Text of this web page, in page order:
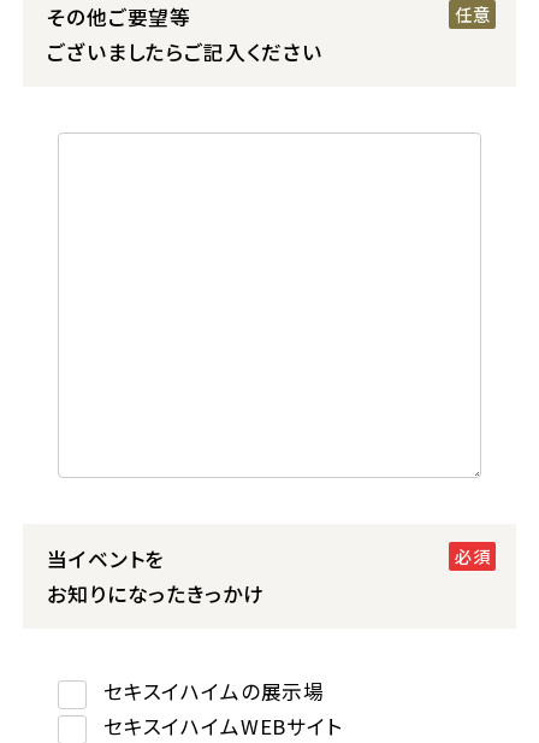
その他ご要望等
ございましたらご記入ください
当イベントを
お知りになったきっかけ
セキスイハイムの展示場
セキスイハイムWEBサイト